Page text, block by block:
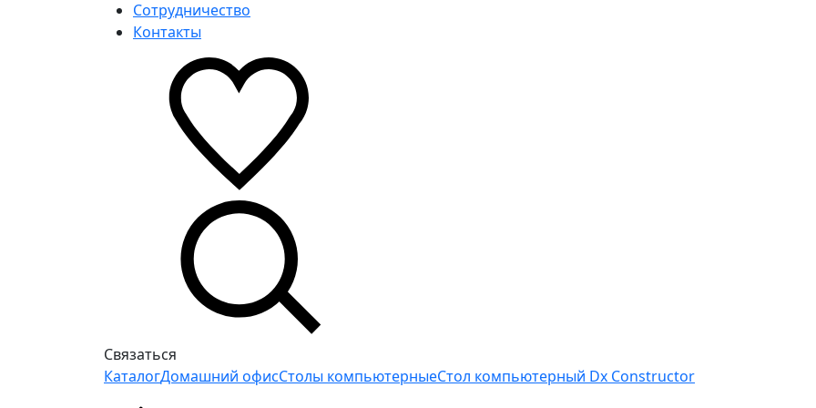
Сотрудничество
Контакты
Связаться
КаталогДомашний офисСтолы компьютерныеСтол компьютерный Dx Constructor